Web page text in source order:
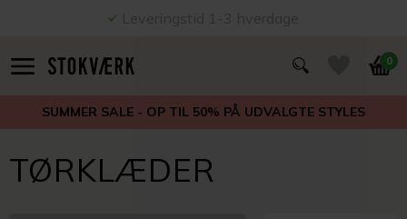
0
SUMMER SALE - OP TIL 50% PÅ UDVALGTE STYLES
TØRKLÆDER